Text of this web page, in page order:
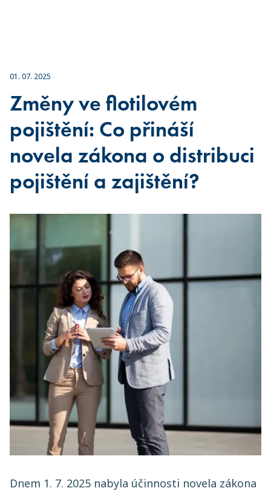
01. 07. 2025
Změny ve flotilovém
pojištění: Co přináší
novela zákona o distribuci
pojištění a zajištění?
Dnem 1. 7. 2025 nabyla účinnosti novela zákona